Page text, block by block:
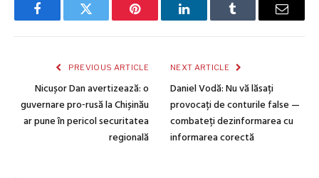
FacebookTwitter Pinterest LinkedInTumblr Email
PREVIOUS ARTICLE
Nicușor Dan avertizează: o
guvernare pro‑rusă la Chișinău
ar pune în pericol securitatea
regională
NEXT ARTICLE
Daniel Vodă: Nu vă lăsați
provocați de conturile false —
combateți dezinformarea cu
informarea corectă